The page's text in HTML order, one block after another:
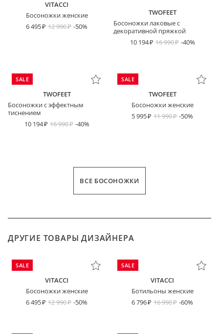
VITACCI
Босоножки женские
6 495
12 990 -50%
TWOFEET
Босоножки лаковые с
декоративной пряжкой
10 194
16 990 -40%
SALE
TWOFEET
Босоножки с эффектным
тиснением
10 194
16 990 -40%
SALE
TWOFEET
Босоножки женские
5 995
11 990 -50%
ВСЕ БОСОНОЖКИ
ДРУГИЕ ТОВАРЫ ДИЗАЙНЕРА
SALE
VITACCI
Босоножки женские
6 495
12 990 -50%
SALE
VITACCI
Ботильоны женские
6 796
16 990 -60%